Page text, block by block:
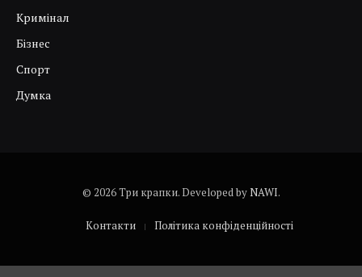
Кримінал
Бізнес
Спорт
Думка
© 2026 Три крапки. Developed byNAWI.
Контакти Політика конфіденційності